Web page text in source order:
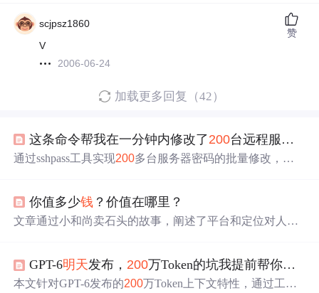
scjpsz1860
V
2006-06-24
赞
加载更多回复（42）
这条命令帮我在一分钟内修改了200台远程服务器密码！
通过sshpass工具实现200多台服务器密码的批量修改，避
你值多少钱 ？价值在哪里？
文章通过小和尚卖石头的故事，阐述了平台和定位对人生
同，人生价值截然不同，人们应选好人生舞台。
GPT-6明天发布， 200万Token的坑我提前帮你踩了——附迁移备战清单
本文针对GPT-6发布的200万Token上下文特性，通过工程